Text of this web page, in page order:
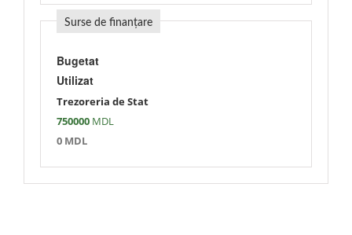
Surse de finanțare
Bugetat
Utilizat
Trezoreria de Stat
750000 MDL
0 MDL